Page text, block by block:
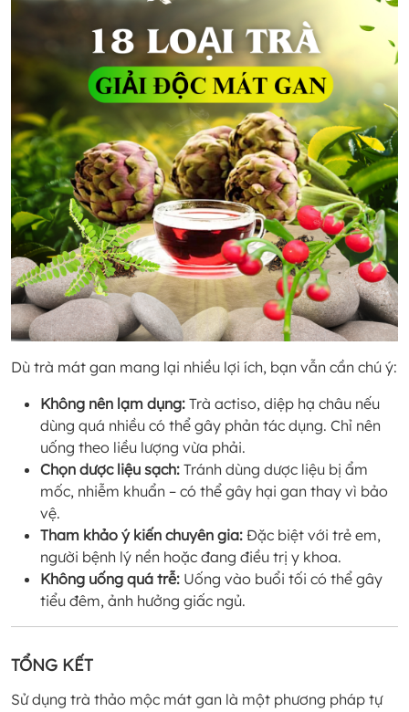
Dù trà mát gan mang lại nhiều lợi ích, bạn vẫn cần chú ý:
Không nên lạm dụng: Trà actiso, diệp hạ châu nếu
dùng quá nhiều có thể gây phản tác dụng. Chỉ nên
uống theo liều lượng vừa phải.
Chọn dược liệu sạch: Tránh dùng dược liệu bị ẩm
mốc, nhiễm khuẩn – có thể gây hại gan thay vì bảo
vệ.
Tham khảo ý kiến chuyên gia: Đặc biệt với trẻ em,
người bệnh lý nền hoặc đang điều trị y khoa.
Không uống quá trễ: Uống vào buổi tối có thể gây
tiểu đêm, ảnh hưởng giấc ngủ.
TỔNG KẾT
Sử dụng trà thảo mộc mát gan là một phương pháp tự